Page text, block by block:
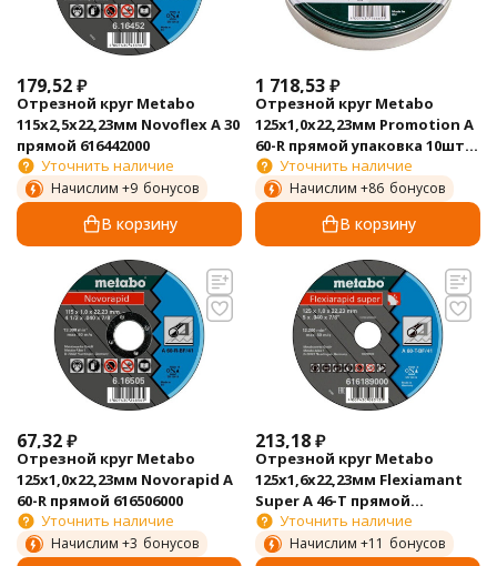
179,52₽
Отрезной круг Metabo
115х2,5х22,23мм Novoflex A 30
прямой 616442000
Уточнить наличие
Начислим +9 бонусов
В корзину
1 718,53₽
Отрезной круг Metabo
125х1,0х22,23мм Promotion А
60-R прямой упаковка 10шт
616359000
Уточнить наличие
Начислим +86 бонусов
В корзину
67,32₽
Отрезной круг Metabo
125х1,0х22,23мм Novorapid А
60-R прямой 616506000
Уточнить наличие
Начислим +3 бонусов
213,18₽
Отрезной круг Metabo
125х1,6х22,23мм Flexiamant
Super А 46-Т прямой
616192000
Уточнить наличие
Начислим +11 бонусов